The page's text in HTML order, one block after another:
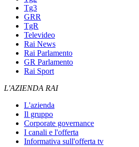
Tg3
GRR
TgR
Televideo
Rai News
Rai Parlamento
GR Parlamento
Rai Sport
L'AZIENDA RAI
L'azienda
Il gruppo
Corporate governance
I canali e l'offerta
Informativa sull'offerta tv